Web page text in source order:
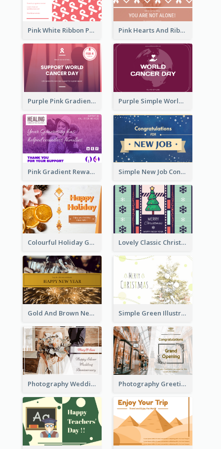
Pink White Ribbon Patterns World Cancer Day Greeting Card Pink Hearts And Ribbon Patterns World Cancer Day Greeting Card
Purple Pink Gradient World Cancer Day Greeting Card Purple Simple World Cancer Day Greeting Card
Pink Gradient Reward For Donation Card Design Simple New Job Congratulations Card In Yellow And Blue
Colourful Holiday Greeting Card In Orange Theme Lovely Classic Christmas Greeting Card Design
Gold And Brown New Year Celebration Greeting Card Simple Green Illustration Christmas Card
Photography Wedding Anniversary Card With Drawing Effect Photography Greeting Card For Grand Opening